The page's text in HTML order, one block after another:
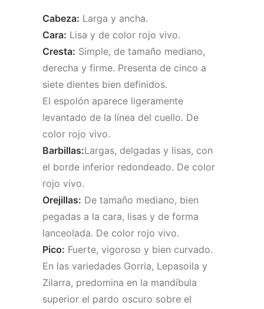
Cabeza: Larga y ancha.
Cara: Lisa y de color rojo vivo.
Cresta: Simple, de tamaño mediano,
derecha y firme. Presenta de cinco a
siete dientes bien definidos.
El espolón aparece ligeramente
levantado de la línea del cuello. De
color rojo vivo.
Barbillas:Largas, delgadas y lisas, con
el borde inferior redondeado. De color
rojo vivo.
Orejillas: De tamaño mediano, bien
pegadas a la cara, lisas y de forma
lanceolada. De color rojo vivo.
Pico: Fuerte, vigoroso y bien curvado.
En las variedades Gorria, Lepasoila y
Zilarra, predomina en la mandíbula
superior el pardo oscuro sobre el